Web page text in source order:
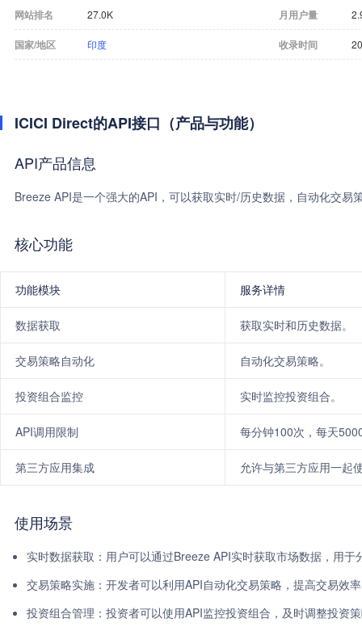
网站排名 27.0K 月用户量
国家/地区 印度 收录时间
ICICI Direct的API接口（产品与功能）
API产品信息
Breeze API是一个强大的API，可以获取实时/历史数据，自动化交易
核心功能
功能模块 服务详情
数据获取 获取实时和历史数据。
交易策略自动化 自动化交易策略。
投资组合监控 实时监控投资组合。
API调用限制 每分钟100次，每天
第三方应用集成 允许与第三方应用一起
使用场景
实时数据获取：用户可以通过Breeze API实时获取市场数据，用于
交易策略实施：开发者可以利用API自动化交易策略，提高交易效
投资组合管理：投资者可以使用API监控投资组合，及时调整投资